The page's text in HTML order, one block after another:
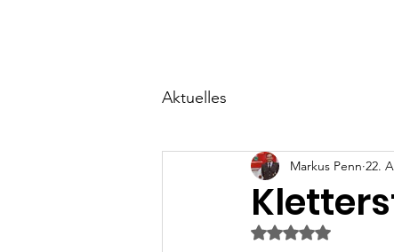
Aktuelles
Markus Penn 22.
Mit NaN von 5